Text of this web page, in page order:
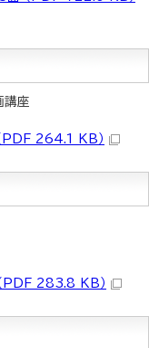
講座
PDF 264.1 KB）
PDF 283.8 KB）